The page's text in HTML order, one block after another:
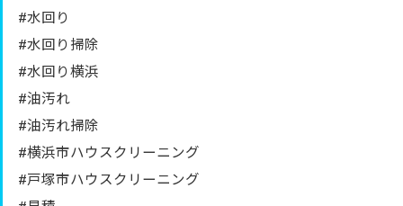
#水回り
#水回り掃除
#水回り横浜
#油汚れ
#油汚れ掃除
#横浜市ハウスクリーニング
#戸塚市ハウスクリーニング